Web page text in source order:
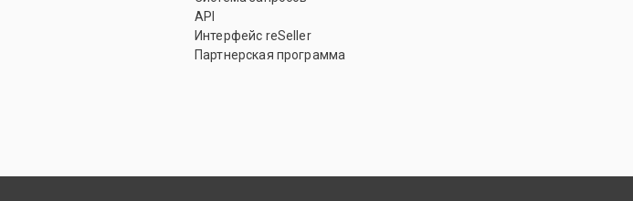
API
Интерфейс reSeller
Партнерская программа